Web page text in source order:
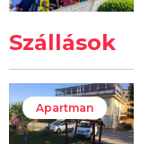
Szállások
Apartman